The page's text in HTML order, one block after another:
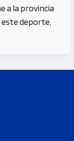
a la provincia
deporte,